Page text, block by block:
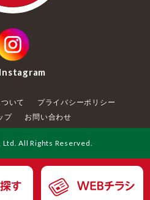
Instagram
いて
プライバシーポリシー
プ
お問い合わせ
Ltd. All Rights Reserved.